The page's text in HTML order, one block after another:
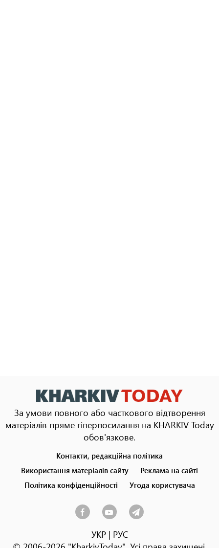
За умови повного або часткового відтворення
матеріалів пряме гіперпосилання на KHARKIV Today
обов'язкове.
menu
Контакти, редакційна політика
Використання матеріалів сайту
Реклама на сайті
Політика конфіденційності
Угода користувача
УКР| РУС